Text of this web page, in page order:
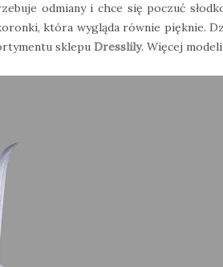
odmiany i chce się poczuć
która wygląda równie pięknie.
sklepu Dresslily. Więcej